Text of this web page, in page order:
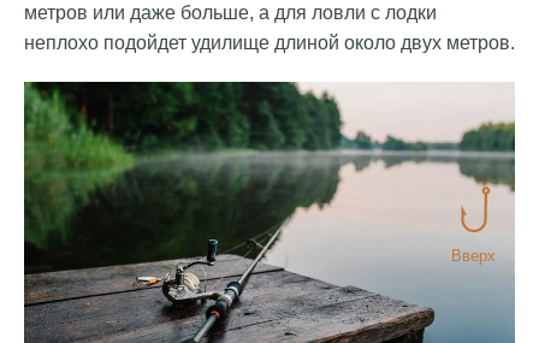
метров или даже больше, а для ловли с лодки
неплохо подойдет удилище длиной около двух метров.
Вверх